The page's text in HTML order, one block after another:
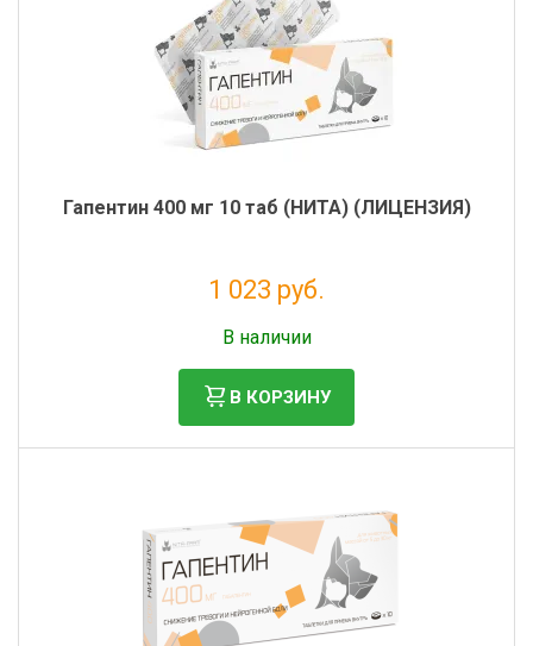
Гапентин 400 мг 10 таб (НИТА) (ЛИЦЕНЗИЯ)
1 023 руб.
В наличии
В КОРЗИНУ